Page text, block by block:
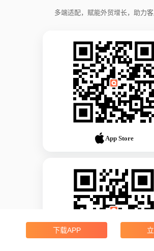
多端适配，赋能外贸增长，助力
App Store
下载APP